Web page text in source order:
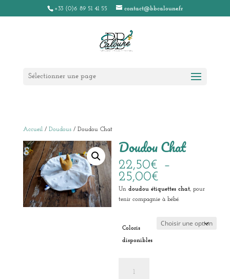
+33 (0)6 89 51 41 55 contact@bbcaloune.fr
Sélectionner une page
Accueil/ Doudous/ Doudou Chat
Doudou Chat
22,50€ –
25,00€
de
prix :
à
25,00€
Undoudou étiquettes chat, pour
tenir compagnie à bébé.
Coloris
disponibles